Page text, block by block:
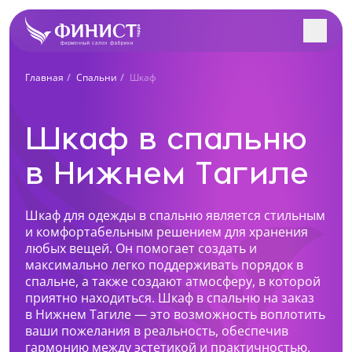
Главная Спальни Шкаф
Шкаф в спальню
в Нижнем Тагиле
Шкаф для одежды в спальню является стильным
и комфортабельным решением для хранения
любых вещей. Он помогает создать и
максимально легко поддерживать порядок в
спальне, а также создают атмосферу, в которой
приятно находиться. Шкаф в спальню на заказ
в Нижнем Тагиле — это возможность воплотить
ваши пожелания в реальность, обеспечив
гармонию между эстетикой и практичностью.
Все салоны
Нижний Тагил, Октябрьский проспект, 1
+7 (922) 223-48-83
Перейти
Нижний Тагил, пр. Ленина, 62
+7 (922) 202-28-40
Заполните форму, и наш
Учтем особенности вашего помещения и
интерьера. Разработаем индивидуальный проект
под вас. Рассчитаем стоимость в 3-х вариантах.
Как к Вам обращаться?
Телефон